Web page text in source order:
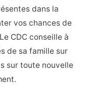
dans la
vos chances de
CDC conseille à
de sa famille sur
sur toute nouvelle